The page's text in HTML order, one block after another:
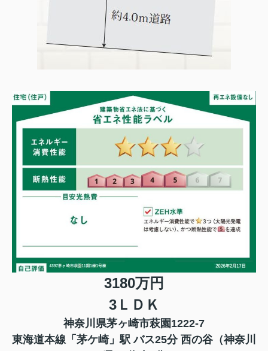
3180万円
3ＬＤＫ
神奈川県茅ヶ崎市萩園1222-7
東海道本線「茅ケ崎」駅 バス25分 西の谷（神奈川